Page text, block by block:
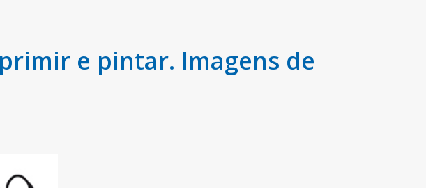
e pintar. Imagens de